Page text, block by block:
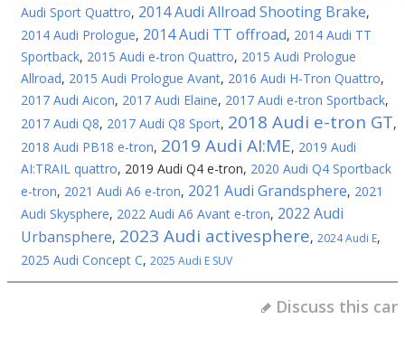
Audi Sport Quattro, 2014 Audi Allroad Shooting Brake,
2014 Audi Prologue, 2014 Audi TT offroad, 2014 Audi TT
Sportback, 2015 Audi e-tron Quattro, 2015 Audi Prologue
Allroad, 2015 Audi Prologue Avant, 2016 Audi H-Tron Quattro,
2017 Audi Aicon, 2017 Audi Elaine, 2017 Audi e-tron Sportback,
2017 Audi Q8, 2017 Audi Q8 Sport, 2018 Audi e-tron GT,
2018 Audi PB18 e-tron, 2019 Audi AI:ME, 2019 Audi
AI:TRAIL quattro, 2019 Audi Q4 e-tron, 2020 Audi Q4 Sportback
e-tron, 2021 Audi A6 e-tron, 2021 Audi Grandsphere, 2021
Audi Skysphere, 2022 Audi A6 Avant e-tron, 2022 Audi
Urbansphere, 2023 Audi activesphere, 2024 Audi E,
2025 Audi Concept C, 2025 Audi E SUV
Discuss this car